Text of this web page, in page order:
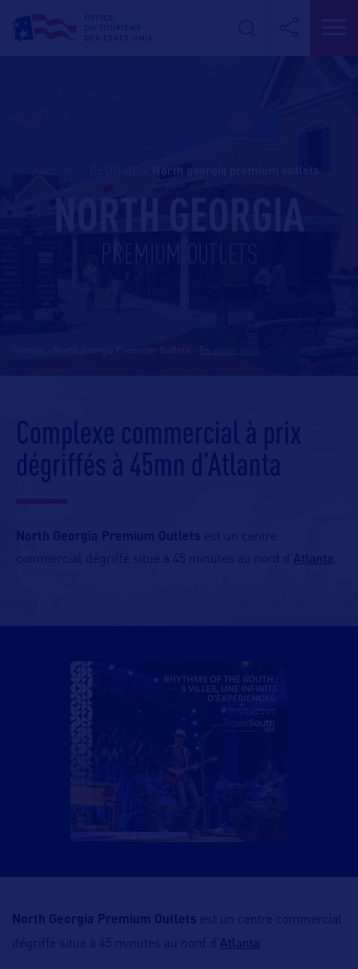
north georgia premium outlets
NORTH GEORGIA
PREMIUM OUTLETS
Complexe commercial à prix
dégriffés à 45mn d’Atlanta
North Georgia Premium Outlets est un centre
commercial dégriffé situé à 45 minutes au nord d’ Atlanta
North Georgia Premium Outlets est un centre commercial
dégriffé situé à 45 minutes au nord d’ Atlanta